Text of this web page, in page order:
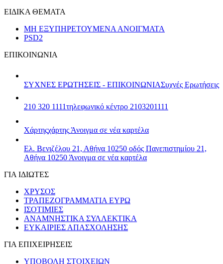
ΕΙΔΙΚΑ ΘΕΜΑΤΑ
ΜΗ ΕΞΥΠΗΡΕΤΟΥΜΕΝΑ ΑΝΟΙΓΜΑΤΑ
PSD2
ΕΠΙΚΟΙΝΩΝΙΑ
ΣΥΧΝΕΣ ΕΡΩΤΗΣΕΙΣ - ΕΠΙΚΟΙΝΩΝΙΑΣυχνές Ερωτήσεις
210 320 1111τηλεφωνικό κέντρο 2103201111
Χάρτηςχάρτης Άνοιγμα σε νέα καρτέλα
Ελ. Βενιζέλου 21, Αθήνα 10250 οδός Πανεπιστημίου 21,
Αθήνα 10250 Άνοιγμα σε νέα καρτέλα
ΓΙΑ ΙΔΙΩΤΕΣ
ΧΡΥΣΟΣ
ΤΡΑΠΕΖΟΓΡΑΜΜΑΤΙΑ ΕΥΡΩ
ΙΣΟΤΙΜΙΕΣ
ΑΝΑΜΝΗΣΤΙΚΑ ΣΥΛΛΕΚΤΙΚΑ
ΕΥΚΑΙΡΙΕΣ ΑΠΑΣΧΟΛΗΣΗΣ
ΓΙΑ ΕΠΙΧΕΙΡΗΣΕΙΣ
ΥΠΟΒΟΛΗ ΣΤΟΙΧΕΙΩΝ